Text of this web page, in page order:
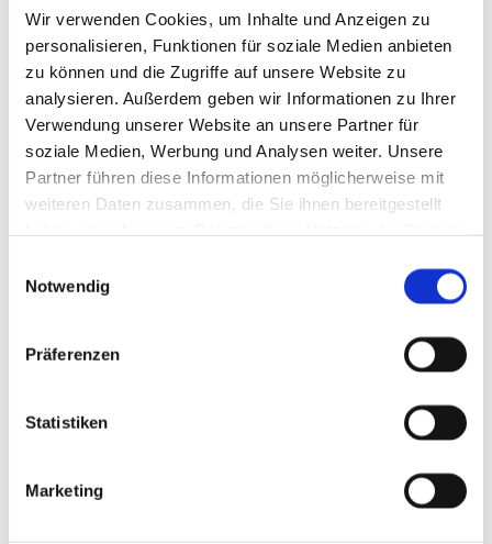
Wir verwenden Cookies, um Inhalte und Anzeigen zu
personalisieren, Funktionen für soziale Medien anbieten
zu können und die Zugriffe auf unsere Website zu
analysieren. Außerdem geben wir Informationen zu Ihrer
Verwendung unserer Website an unsere Partner für
soziale Medien, Werbung und Analysen weiter. Unsere
Partner führen diese Informationen möglicherweise mit
weiteren Daten zusammen, die Sie ihnen bereitgestellt
Notwendig
Präferenzen
Statistiken
Marketing